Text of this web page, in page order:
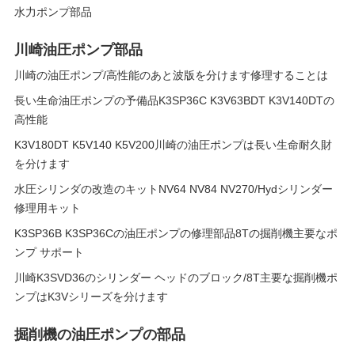
水力ポンプ部品
川崎油圧ポンプ部品
川崎の油圧ポンプ/高性能のあと波版を分けます修理することは
長い生命油圧ポンプの予備品K3SP36C K3V63BDT K3V140DTの
高性能
K3V180DT K5V140 K5V200川崎の油圧ポンプは長い生命耐久財
を分けます
水圧シリンダの改造のキットNV64 NV84 NV270/Hydシリンダー
修理用キット
K3SP36B K3SP36Cの油圧ポンプの修理部品8Tの掘削機主要なポ
ンプ サポート
川崎K3SVD36のシリンダー ヘッドのブロック/8T主要な掘削機ポ
ンプはK3Vシリーズを分けます
掘削機の油圧ポンプの部品